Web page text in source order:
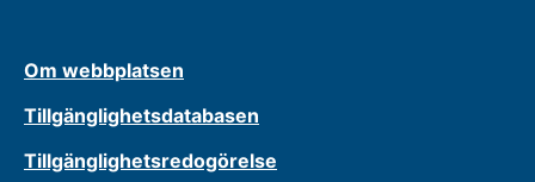
Om webbplatsen
Tillgänglighetsdatabasen
Tillgänglighetsredogörelse